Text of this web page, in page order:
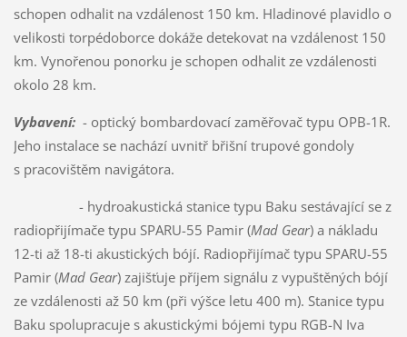
schopen odhalit na vzdálenost 150 km. Hladinové plavidlo o
velikosti torpédoborce dokáže detekovat na vzdálenost 150
km. Vynořenou ponorku je schopen odhalit ze vzdálenosti
okolo 28 km.
Vybavení:- optický bombardovací zaměřovač typu OPB-1R.
Jeho instalace se nachází uvnitř břišní trupové gondoly
s pracovištěm navigátora.
- hydroakustická stanice typu Baku sestávající se z
radiopřijímače typu SPARU-55 Pamir (Mad Gear) a nákladu
12-ti až 18-ti akustických bójí. Radiopřijímač typu SPARU-55
Pamir (Mad Gear) zajišťuje příjem signálu z vypuštěných bójí
ze vzdálenosti až 50 km (při výšce letu 400 m). Stanice typu
Baku spolupracuje s akustickými bójemi typu RGB-N Iva